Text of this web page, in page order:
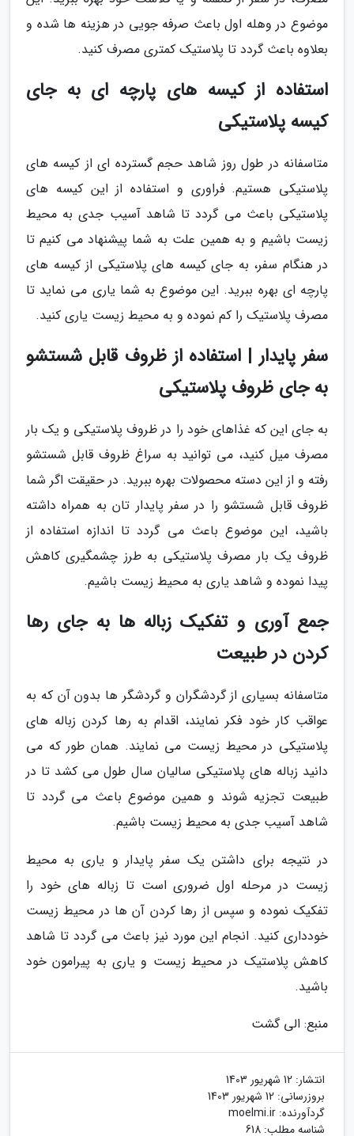
موضوع در وهله اول باعث صرفه جویی در هزینه ها شده و
بعلاوه باعث گردد تا پلاستیک کمتری مصرف کنید.
استفاده از کیسه های پارچه ای به جای
کیسه پلاستیکی
متاسفانه در طول روز شاهد حجم گسترده ای از کیسه های
پلاستیکی هستیم. فراوری و استفاده از این کیسه های
پلاستیکی باعث می گردد تا شاهد آسیب جدی به محیط
زیست باشیم و به همین علت به شما پیشنهاد می کنیم تا
در هنگام سفر، به جای کیسه های پلاستیکی از کیسه های
پارچه ای بهره ببرید. این موضوع به شما یاری می نماید تا
مصرف پلاستیک را کم نموده و به محیط زیست یاری کنید.
سفر پایدار | استفاده از ظروف قابل شستشو
به جای ظروف پلاستیکی
به جای این که غذاهای خود را در ظروف پلاستیکی و یک بار
مصرف میل کنید، می توانید به سراغ ظروف قابل شستشو
رفته و از این دسته محصولات بهره ببرید. در حقیقت اگر شما
ظروف قابل شستشو را در سفر پایدار تان به همراه داشته
باشید، این موضوع باعث می گردد تا اندازه استفاده از
ظروف یک بار مصرف پلاستیکی به طرز چشمگیری کاهش
پیدا نموده و شاهد یاری به محیط زیست باشیم.
جمع آوری و تفکیک زباله ها به جای رها
کردن در طبیعت
متاسفانه بسیاری از گردشگران و گردشگر ها بدون آن که به
عواقب کار خود فکر نمایند، اقدام به رها کردن زباله های
پلاستیکی در محیط زیست می نمایند. همان طور که می
دانید زباله های پلاستیکی سالیان سال طول می کشد تا در
طبیعت تجزیه شوند و همین موضوع باعث می گردد تا
شاهد آسیب جدی به محیط زیست باشیم.
در نتیجه برای داشتن یک سفر پایدار و یاری به محیط
زیست در مرحله اول ضروری است تا زباله های خود را
تفکیک نموده و سپس از رها کردن آن ها در محیط زیست
خودداری کنید. انجام این مورد نیز باعث می گردد تا شاهد
کاهش پلاستیک در محیط زیست و یاری به پیرامون خود
باشید.
منبع: الی گشت
انتشار: 12 شهریور 1403
بروزرسانی: 12 شهریور 1403
گردآورنده: moelmi.ir
شناسه مطلب: 618